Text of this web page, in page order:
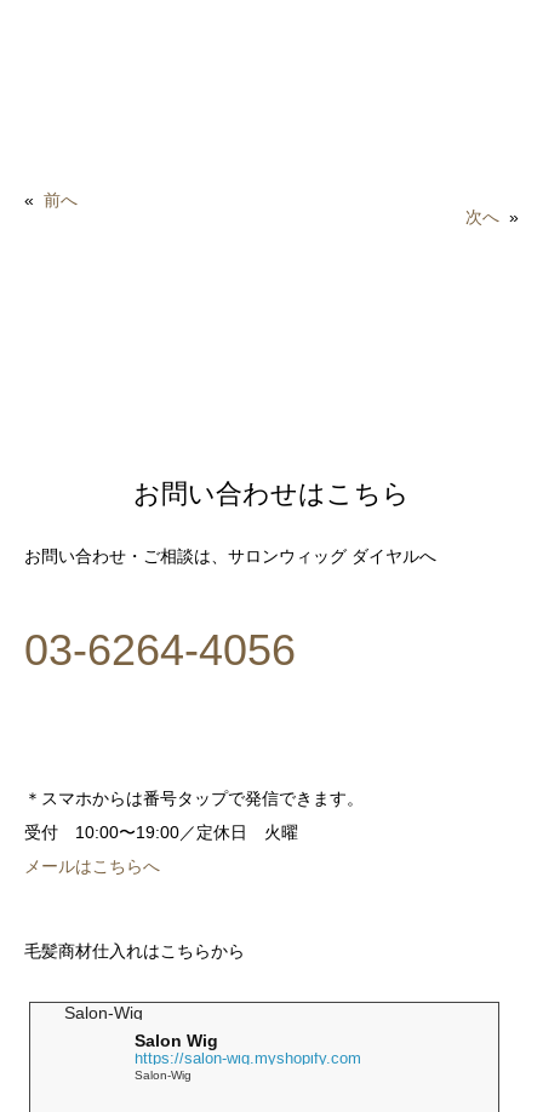
« 前へ
次へ »
お問い合わせはこちら
お問い合わせ・ご相談は、サロンウィッグ ダイヤルへ
03-6264-4056
＊スマホからは番号タップで発信できます。
受付 10:00〜19:00／定休日 火曜
メールはこちらへ
毛髪商材仕入れはこちらから
Salon-Wig
Salon Wig
https://salon-wig.myshopify.com
Salon-Wig